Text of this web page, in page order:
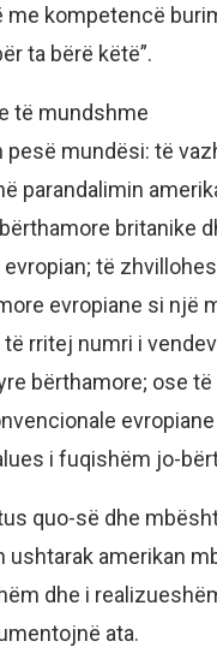
me kompetencë
ta bërë këtë”.
të mundshme
pesë mundësi: të
parandalimin
britanike
evropian; të
evropiane si një
të rritej numri i
bërthamore; ose
​​i fuqishëm jo-
quo-së dhe
ushtarak amerikan
dhe i
ata.